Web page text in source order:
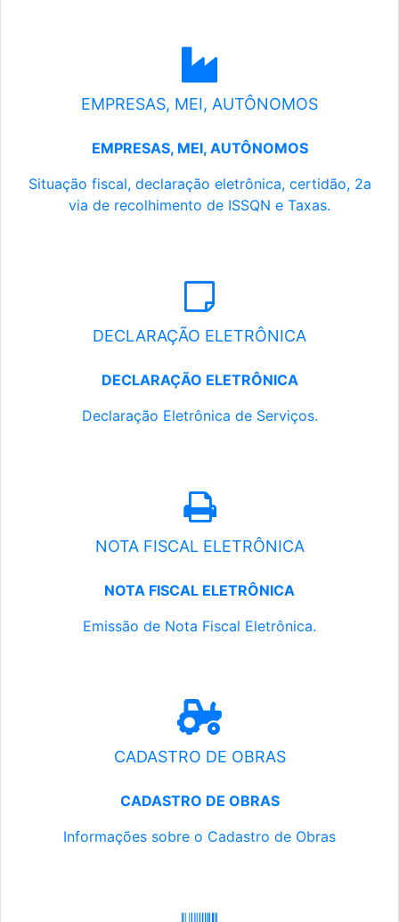
EMPRESAS, MEI, AUTÔNOMOS
EMPRESAS, MEI, AUTÔNOMOS
Situação fiscal, declaração eletrônica, certidão, 2a
via de recolhimento de ISSQN e Taxas.
DECLARAÇÃO ELETRÔNICA
DECLARAÇÃO ELETRÔNICA
Declaração Eletrônica de Serviços.
NOTA FISCAL ELETRÔNICA
NOTA FISCAL ELETRÔNICA
Emissão de Nota Fiscal Eletrônica.
CADASTRO DE OBRAS
CADASTRO DE OBRAS
Informações sobre o Cadastro de Obras